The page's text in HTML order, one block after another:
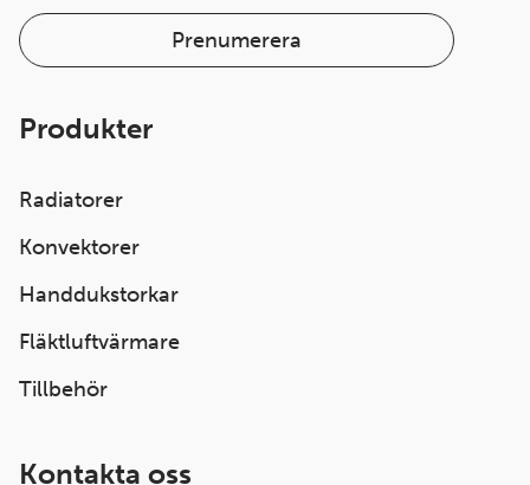
Prenumerera
Produkter
Radiatorer
Konvektorer
Handdukstorkar
Fläktluftvärmare
Tillbehör
Kontakta oss